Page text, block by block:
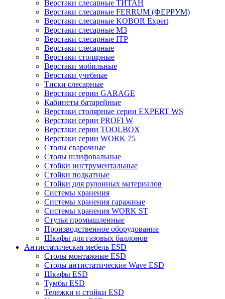
Верстаки слесарные ТИТАН
Верстаки слесарные FERRUM (ФЕРРУМ)
Верстаки слесарные KOBOR Expert
Верстаки слесарные М3
Верстаки слесарные ITP
Верстаки слесарные
Верстаки столярные
Верстаки мобильные
Верстаки учебные
Тиски слесарные
Верстаки серии GARAGE
Кабинеты батарейные
Верстаки столярные серии EXPERT WS
Верстаки серии PROFI W
Верстаки серии TOOLBOX
Верстаки серии WORK 75
Столы сварочные
Столы шлифовальные
Стойки инструментальные
Стойки подкатные
Стойки для рулонных материалов
Системы хранения
Системы хранения гаражные
Системы хранения WORK ST
Стулья промышленные
Производственное оборудование
Шкафы для газовых баллонов
Антистатическая мебель ESD
Столы монтажные ESD
Столы антистатические Wave ESD
Шкафы ESD
Тумбы ESD
Тележки и стойки ESD